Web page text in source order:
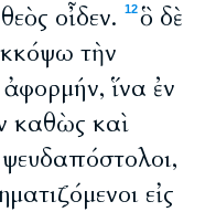
οἶδεν.
12ὃ δὲ
τὴν
ἵνα ἐν
καθὼς καὶ
εἰς